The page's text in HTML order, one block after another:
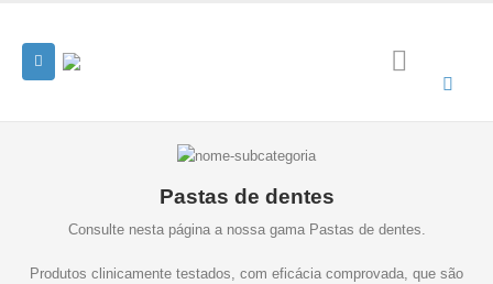
Pastas de dentes
Consulte nesta página a nossa gama Pastas de dentes.
Produtos clinicamente testados, com eficácia comprovada, que são